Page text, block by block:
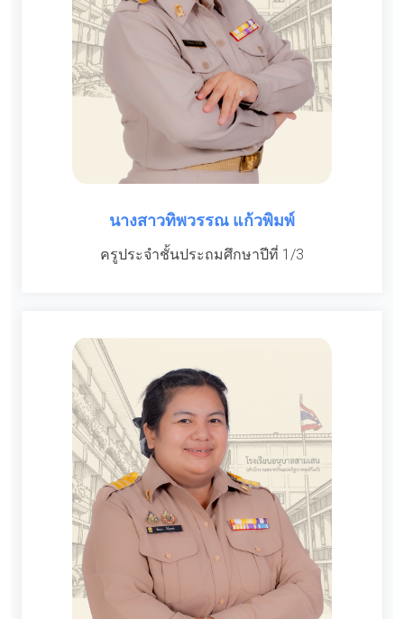
นางสาวทิพวรรณ แก้วพิมพ์
ครูประจำชั้นประถมศึกษาปีที่ 1/3